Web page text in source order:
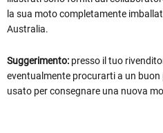
la sua moto completamente
Australia.
Suggerimento: presso il tuo
eventualmente procurarti a un
usato per consegnare una nuova